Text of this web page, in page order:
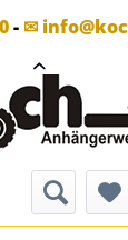
- ✉